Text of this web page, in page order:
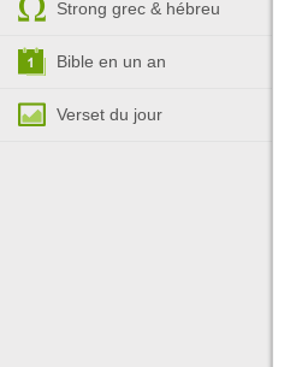
Strong grec & hébreu
Bible en un an
Verset du jour